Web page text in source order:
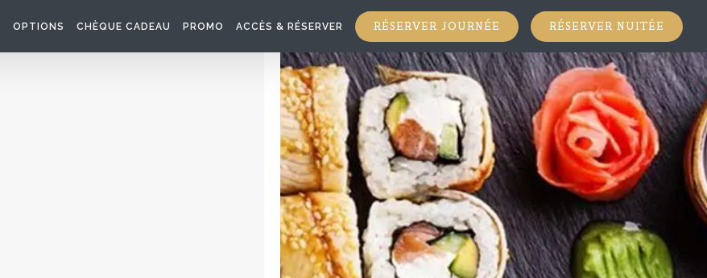
OPTIONS CHÈQUE CADEAU PROMO ACCÈS & RÉSERVER RÉSERVER JOURNÉE RÉSERVER NUITÉE